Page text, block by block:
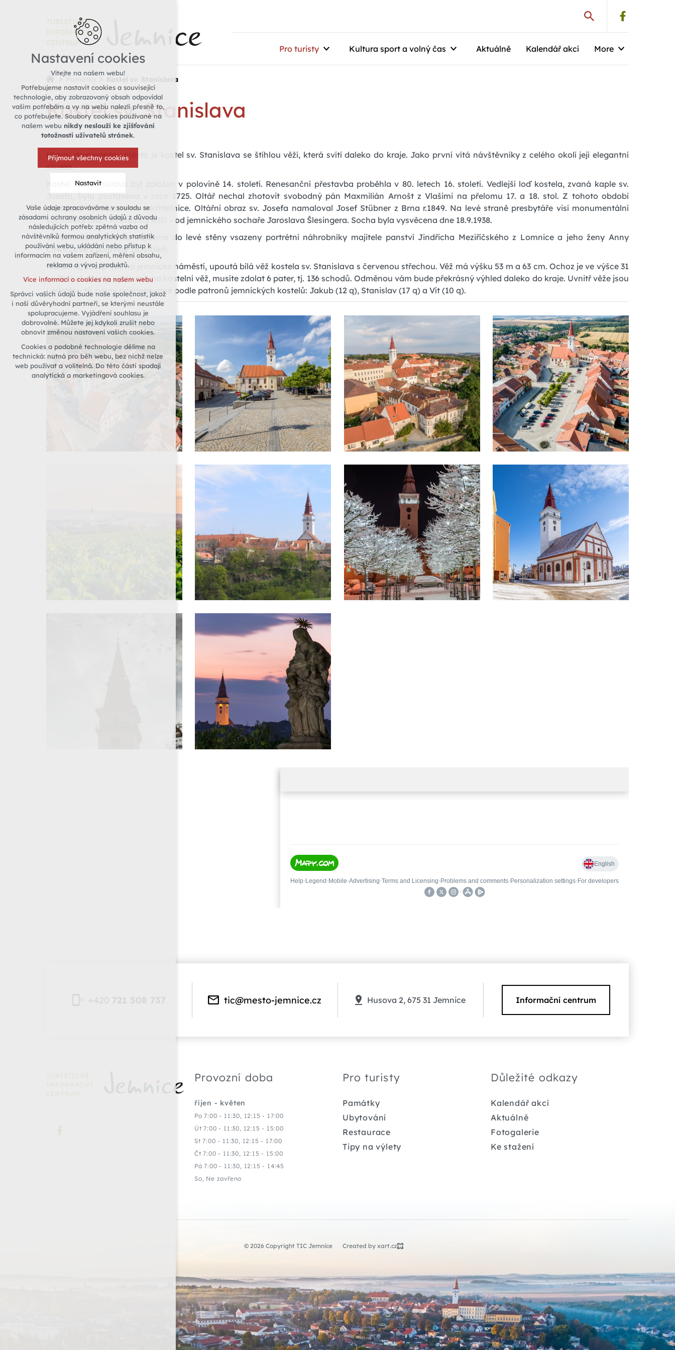
TURISTICKÉ
INFORMAČNÍ
CENTRUM
Pro turisty Kultura sport a volný čas Aktuálně Kalendář akcí More
Kostel sv. Stanislava
Kostel sv. Stanislava
Hlavní dominantou města je kostel sv. Stanislava se štíhlou věží, která svítí daleko do kraje. Jako první vítá návštěvníky z celého okolí její elegantní
silueta.
Kostel sv. Stanislava byl založen v polovině 14. století. Renesanční přestavba proběhla v 80. letech 16. století. Vedlejší loď kostela, zvaná kaple sv.
Josefa, byla postavena v roce 1725. Oltář nechal zhotovit svobodný pán Maxmilián Arnošt z Vlašimi na přelomu 17. a 18. stol. Z tohoto období
pocházejí též kazatelna a křtitelnice. Oltářní obraz sv. Josefa namaloval Josef Stübner z Brna r.1849. Na levé straně presbytáře visí monumentální
sochařské dílo – Kristus na kříži – od jemnického sochaře Jaroslava Šlesingera. Socha byla vysvěcena dne 18.9.1938.
V zadní části kostela najdeme do levé stěny vsazeny portrétní náhrobníky majitele panství Jindřicha Meziříčského z Lomnice a jeho ženy Anny
Litwiczové z poloviny 16. století.
Každého, kdo přijde na jemnické náměstí, upoutá bílá věž kostela sv. Stanislava s červenou střechou. Věž má výšku 53 m a 63 cm. Ochoz je ve výšce 31
m. Pokud chcete vystoupit na kostelní věž, musíte zdolat 6 pater, tj. 136 schodů. Odměnou vám bude překrásný výhled daleko do kraje. Uvnitř věže jsou
umístěny tři zvony pojmenované podle patronů jemnických kostelů: Jakub (12 q), Stanislav (17 q) a Vít (10 q).
tic@mesto-jemnice.cz Husova 2, 675 31 Jemnice Informační centrum
Provozní doba
říjen - květen
Po 7:00 - 11:30, 12:15 - 17:00
Út 7:00 - 11:30, 12:15 - 15:00
St 7:00 - 11:30, 12:15 - 17:00
Čt 7:00 - 11:30, 12:15 - 15:00
Pá 7:00 - 11:30, 12:15 - 14:45
So, Ne zavřeno
Pro turisty
Památky
Ubytování
Restaurace
Tipy na výlety
Důležité odkazy
Kalendář akcí
Aktuálně
Fotogalerie
Ke stažení
© 2026 Copyright TIC Jemnice Created by xart.cz
Nastavení cookies
Vítejte na našem webu!
Potřebujeme nastavit cookies a související
technologie, aby zobrazovaný obsah odpovídal
vašim potřebám a vy na webu nalezli přesně to,
co potřebujete. Soubory cookies používané na
našem webu nikdy neslouží ke zjišťování
totožnosti uživatelů stránek.
Přijmout všechny cookies
Nastavit
Technická cookies
nutná pro provozování webu
udržení kontextu stránek (session):
případná přihlášení, volby jazyka, apod.
Volitelná cookies
vyhodnocení návštěvnosti
marketingová cookies (Google)
Více informací o cookies na našem webu
Odmítnout vše
Vaše údaje zpracováváme v souladu se
zásadami ochrany osobních údajů z důvodu
následujících potřeb: zpětná vazba od
návštěvníků formou analytických statistik
používání webu, ukládání nebo přístup k
informacím na vašem zařízení, měření obsahu,
reklama a vývoj produktů.
Více informací o cookies na našem webu
Správci vašich údajů bude naše společnost, jakož
i naši důvěryhodní partneři, se kterými neustále
spolupracujeme. Vyjádření souhlasu je
dobrovolné. Můžete jej kdykoli zrušit nebo
obnovit změnou nastavení vašich cookies.
Cookies a podobné technologie dělíme na
technická: nutná pro běh webu, bez nichž nelze
web používat a volitelná. Do této části spadají
analytická a marketingová cookies.